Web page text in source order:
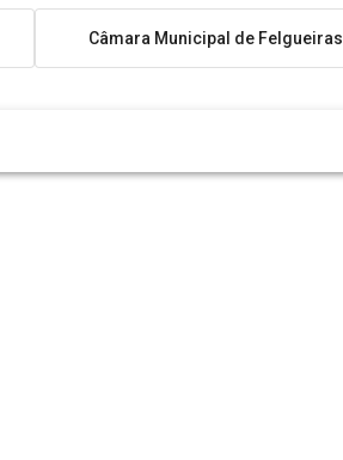
Câmara Municipal de Felgueiras